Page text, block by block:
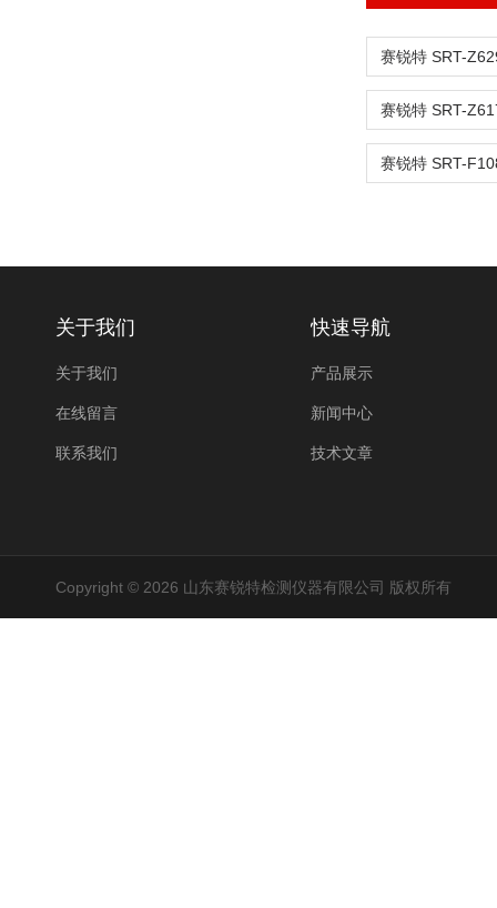
关于我们
关于我们
在线留言
联系我们
快速导航
产品展示
新闻中心
技术文章
Copyright © 2026 山东赛锐特检测仪器有限公司 版权所有